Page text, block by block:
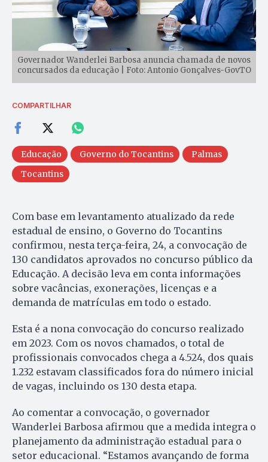
Governador Wanderlei Barbosa anuncia chamada de novos
concursados da educação | Foto: Antonio Gonçalves-GovTO
COMPARTILHAR
Educação Governo do Tocantins
Palmas
Tocantins
Com base em levantamento atualizado da rede
estadual de ensino, o Governo do Tocantins
confirmou, nesta terça-feira, 24, a convocação de
130 candidatos aprovados no concurso público da
Educação. A decisão leva em conta informações
sobre vacâncias, exonerações, licenças e a
demanda de matrículas em todo o estado.
Esta é a nona convocação do concurso realizado
em 2023. Com os novos chamados, o total de
profissionais convocados chega a 4.524, dos quais
1.232 estavam classificados fora do número inicial
de vagas, incluindo os 130 desta etapa.
Ao comentar a convocação, o governador
Wanderlei Barbosa afirmou que a medida integra o
planejamento da administração estadual para o
setor educacional. “Estamos avançando de forma